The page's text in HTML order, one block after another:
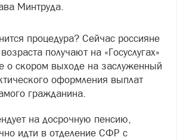
Минтруда.
процедура? Сейчас россияне
получают на «Госуслугах»
о скором выходе на заслуженный
оформления выплат
гражданина.
на досрочную пенсию,
идти в отделение СФР с